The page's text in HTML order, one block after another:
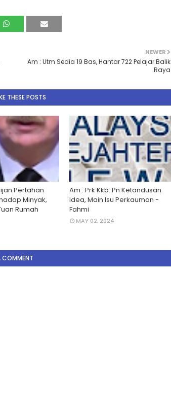
NEWER
Am : Utm Sedia 19 Bas, Hantar 722 Pelajar Balik
Raya
THESE POSTS
Pertahan
Minyak,
Rumah
Am : Prk Kkb: Pn Ketandusan
Idea, Main Isu Perkauman -
Fahmi
MAY 02, 2024
COMMENT